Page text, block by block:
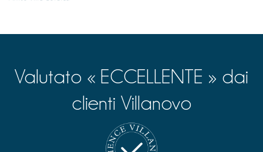
Valutato « ECCELLENTE » dai
clienti Villanovo